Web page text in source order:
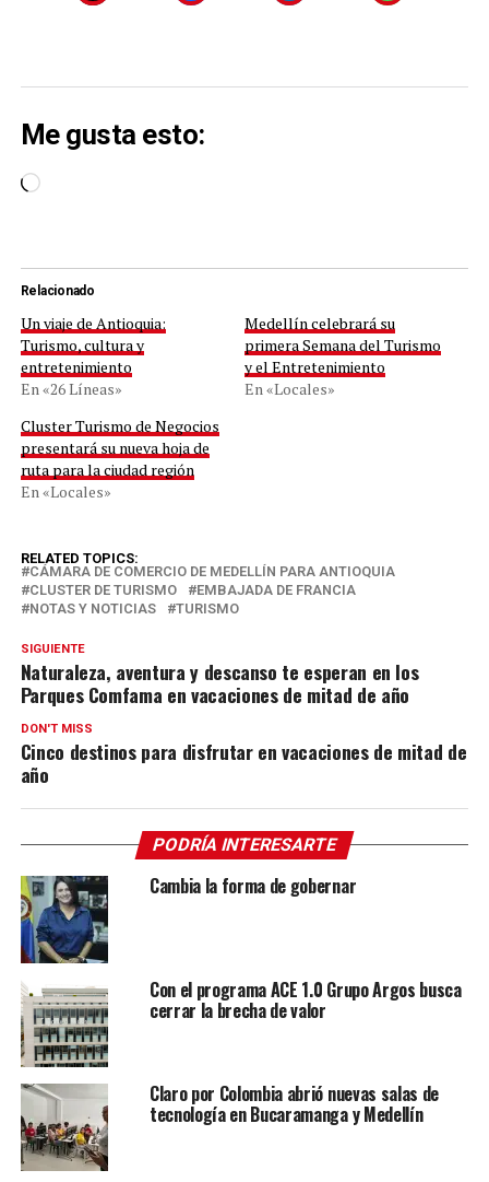
Me gusta esto:
Cargando...
Relacionado
Un viaje de Antioquia:
Turismo, cultura y
entretenimiento
En «26 Líneas»
Medellín celebrará su
primera Semana del Turismo
y el Entretenimiento
En «Locales»
Cluster Turismo de Negocios
presentará su nueva hoja de
ruta para la ciudad región
En «Locales»
RELATED TOPICS:
CÁMARA DE COMERCIO DE MEDELLÍN PARA ANTIOQUIA
CLUSTER DE TURISMO
EMBAJADA DE FRANCIA
NOTAS Y NOTICIAS
TURISMO
SIGUIENTE
Naturaleza, aventura y descanso te esperan en los
Parques Comfama en vacaciones de mitad de año
DON'T MISS
Cinco destinos para disfrutar en vacaciones de mitad de
año
PODRÍA INTERESARTE
Cambia la forma de gobernar
Con el programa ACE 1.0 Grupo Argos busca
cerrar la brecha de valor
Claro por Colombia abrió nuevas salas de
tecnología en Bucaramanga y Medellín